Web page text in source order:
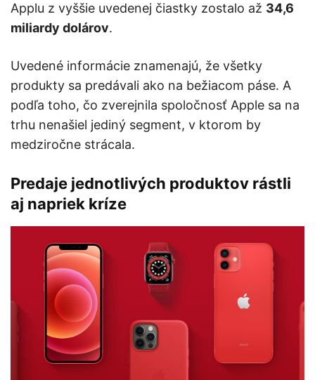
Applu z vyššie uvedenej čiastky zostalo až 34,6
miliardy dolárov.
Uvedené informácie znamenajú, že všetky
produkty sa predávali ako na bežiacom páse. A
podľa toho, čo zverejnila spoločnosť Apple sa na
trhu nenašiel jediný segment, v ktorom by
medziročne strácala.
Predaje jednotlivých produktov rástli
aj napriek kríze